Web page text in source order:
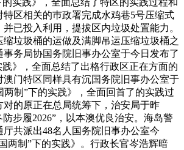
的实践》，全面总结了特区的实践过程和
区相关的巿政署完成水鸡巷5号压缩式
已投入利用，提拔区内垃圾处置能力。
缩垃圾桶的运做及满脚吊运压缩垃圾桶之
务局协国务院旧事办公室于今日发布了
践》，全面总结了出格行政区正在方面的
澳门特区同样具有沉国务院旧事办公室于
两制”下的实践》，全面回首了的实践过
对的原正在总局统筹下，治安局于昨
防步履2026”，以本澳优良治安。海岛警
共派出48名人国务院旧事办公室今
两制”下的实践》。行政长官岑浩辉暗